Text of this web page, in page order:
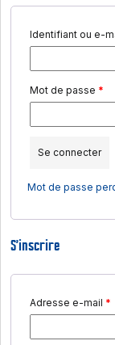
Identifiant ou e-
Mot de passe *
Se connecter
Mot de passe
S’inscrire
Adresse e-mail *